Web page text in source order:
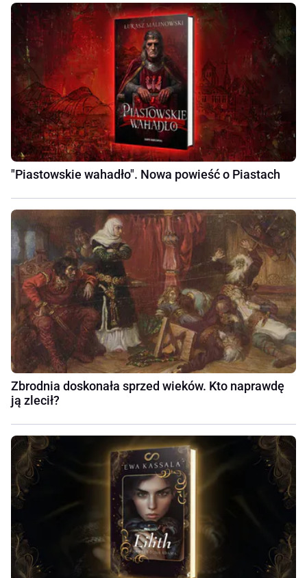
"Piastowskie wahadło". Nowa powieść o Piastach
Zbrodnia doskonała sprzed wieków. Kto naprawdę
ją zlecił?